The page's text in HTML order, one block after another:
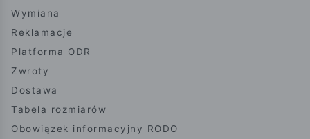
Wymiana
Reklamacje
Platforma ODR
Zwroty
Dostawa
Tabela rozmiarów
Obowiązek informacyjny RODO